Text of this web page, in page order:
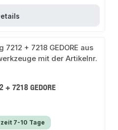
+ 7218 GEDORE
7-10 Tage